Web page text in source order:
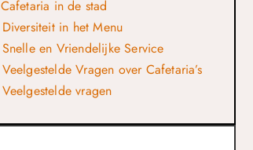
Cafetaria in de stad
Diversiteit in het Menu
Snelle en Vriendelijke Service
Veelgestelde Vragen over Cafetaria’s
Veelgestelde vragen